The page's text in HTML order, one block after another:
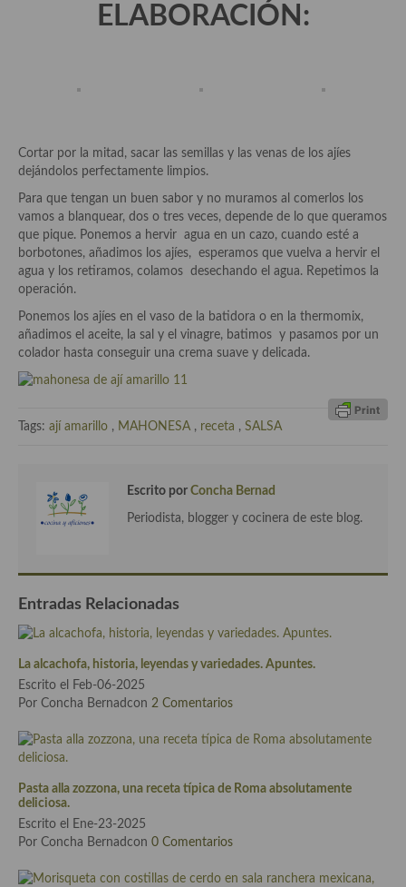
Acompañamientos
Aderezos, salsas, vinagretas, especias, hierbas aromáticas o
Hierbas aromáticas
Aceites
Mojos y pastas
Sales y polvos
Salsas y mojos
Adobos
Bebidas
Entrantes y primeros platos
Entrantes
Gazpachos, salmorejos, sopas y cremas frías
Quínoa
Pasta
Arroces Y fideuás
Huevos
ELABORACIÓN:
Cortar por la mitad, sacar las semillas y las venas de los ajíes
dejándolos perfectamente limpios.
Para que tengan un buen sabor y no muramos al comerlos los
vamos a blanquear, dos o tres veces, depende de lo que queramos
que pique. Ponemos a hervir agua en un cazo, cuando esté a
borbotones, añadimos los ajíes, esperamos que vuelva a hervir el
agua y los retiramos, colamos desechando el agua. Repetimos la
operación.
Ponemos los ajíes en el vaso de la batidora o en la thermomix,
añadimos el aceite, la sal y el vinagre, batimos y pasamos por un
colador hasta conseguir una crema suave y delicada.
Tags: ají amarillo , MAHONESA, receta , SALSA
Escrito por Concha Bernad
Periodista, blogger y cocinera de este blog.
Entradas Relacionadas
La alcachofa, historia, leyendas y variedades. Apuntes.
Escrito el Feb-06-2025
Por Concha Bernadcon 2 Comentarios
Pasta alla zozzona, una receta típica de Roma absolutamente
deliciosa.
Escrito el Ene-23-2025
Por Concha Bernadcon 0 Comentarios